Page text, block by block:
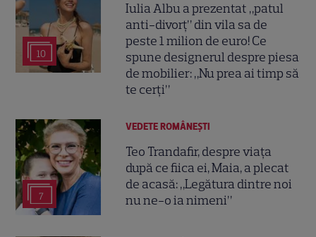
10
Iulia Albu a prezentat „patul
anti-divorț” din vila sa de
peste 1 milion de euro! Ce
spune designerul despre piesa
de mobilier: „Nu prea ai timp să
te cerți”
7
VEDETE ROMÂNEŞTI
Teo Trandafir, despre viața
după ce fiica ei, Maia, a plecat
de acasă: „Legătura dintre noi
nu ne-o ia nimeni”